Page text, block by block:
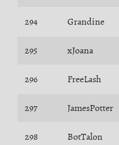
294 Grandine
295 xJoana
296 FreeLash
297 JamesPotter
298 BotTalon